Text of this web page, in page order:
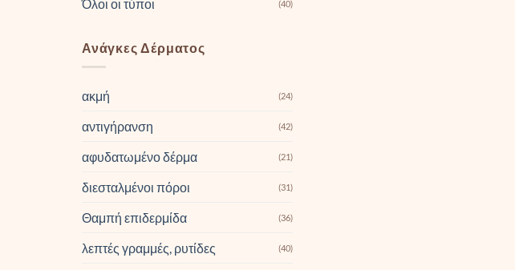
Όλοι οι τύποι (40)
Ανάγκες Δέρματος
ακμή (24)
αντιγήρανση (42)
αφυδατωμένο δέρμα (21)
διεσταλμένοι πόροι (31)
Θαμπή επιδερμίδα (36)
λεπτές γραμμές, ρυτίδες (40)